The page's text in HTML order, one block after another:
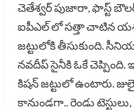
చెతేశ్వర్ పుజారా, ఫాస్ట్
ఐపీఎల్ లో సత్తా చాటిన
జట్టులోకి తీసుకుంది.
నవదీప్ సైనీకి ఓకే చెప్పింది.
కిషన్ జట్టులో ఉంటారు. జులై
కానుండగా.. రెండు